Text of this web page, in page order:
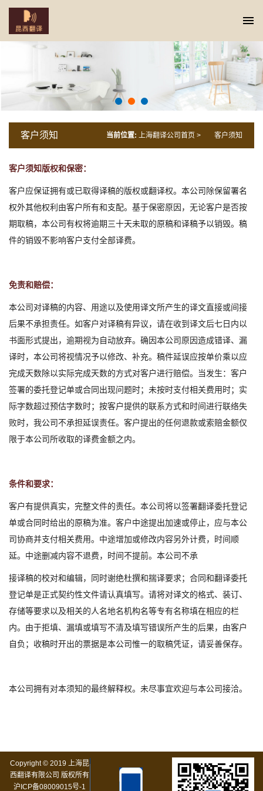
1 2 3
客户须知 当前位置: 上海翻译公司首页 > 客户须知
客户须知版权和保密：
客户应保证拥有或已取得译稿的版权或翻译权。本公司除保留署名
权外其他权利由客户所有和支配。基于保密原因，无论客户是否按
期取稿，本公司有权将逾期三十天未取的原稿和译稿予以销毁。稿
件的销毁不影响客户支付全部译费。
免责和赔偿：
本公司对译稿的内容、用途以及使用译文所产生的译文直接或间接
后果不承担责任。如客户对译稿有异议，请在收到译文后七日内以
书面形式提出，逾期视为自动放弃。确因本公司原因造成错译、漏
译时，本公司将视情况予以修改、补充。稿件延误应按单价乘以应
完成天数除以实际完成天数的方式对客户进行赔偿。当发生：客户
签署的委托登记单或合同出现问题时；未按时支付相关费用时；实
际字数超过预估字数时；按客户提供的联系方式和时间进行联络失
败时，我公司不承担延误责任。客户提出的任何退款或索赔金额仅
限于本公司所收取的译费金额之内。
条件和要求：
客户有提供真实，完整文件的责任。本公司将以签署翻译委托登记
单或合同时给出的原稿为准。客户中途提出加速或停止，应与本公
司协商并支付相关费用。中途增加或修改内容另外计费，时间顺
延。中途删减内容不退费，时间不提前。本公司不承
接译稿的校对和编辑，同时谢绝杜撰和揣译要求；合同和翻译委托
登记单是正式契约性文件请认真填写。请将对译文的格式、装订、
存储等要求以及相关的人名地名机构名等专有名称填在相应的栏
内。由于拒填、漏填或填写不清及填写错误所产生的后果，由客户
自负；收稿时开出的票据是本公司惟一的取稿凭证，请妥善保存。
本公司拥有对本须知的最终解释权。未尽事宜欢迎与本公司接洽。
Copyright © 2019 上海昆
西翻译有限公司 版权所有
沪ICP备08009015号-1